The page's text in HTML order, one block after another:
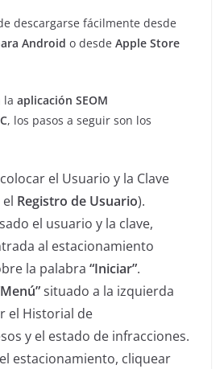
descargarse fácilmente desde
Android o desde Apple Store
la aplicación SEOM
, los pasos a seguir son los
el Usuario y la Clave
Registro de Usuario).
el usuario y la clave,
al estacionamiento
la palabra “Iniciar”.
situado a la izquierda
el Historial de
y el estado de infracciones.
estacionamiento, cliquear